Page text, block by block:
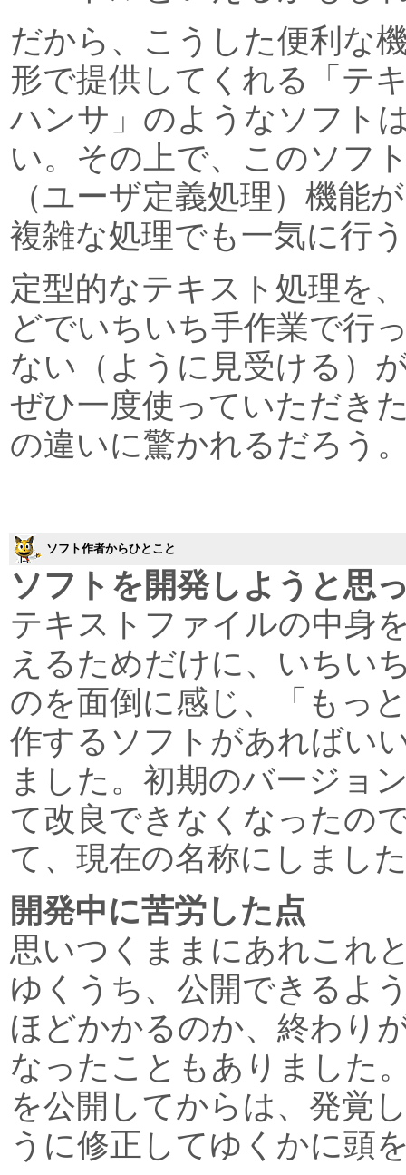
だから、こうした便利な
形で提供してくれる「テ
ハンサ」のようなソフト
い。その上で、このソフ
（ユーザ定義処理）機能
複雑な処理でも一気に行
定型的なテキスト処理を
どでいちいち手作業で行
ない（ように見受ける）
ぜひ一度使っていただき
の違いに驚かれるだろう
ソフト作者からひとこと
ソフトを開発しようと思
テキストファイルの中身
えるためだけに、いちい
のを面倒に感じ、「もっ
作するソフトがあればい
ました。初期のバージョ
て改良できなくなったの
て、現在の名称にしまし
開発中に苦労した点
思いつくままにあれこれ
ゆくうち、公開できるよ
ほどかかるのか、終わり
なったこともありました
を公開してからは、発覚
うに修正してゆくかに頭